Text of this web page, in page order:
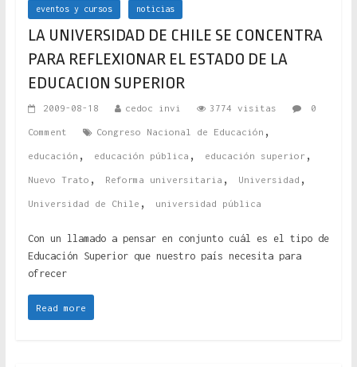
eventos y cursos noticias
LA UNIVERSIDAD DE CHILE SE CONCENTRA
PARA REFLEXIONAR EL ESTADO DE LA
EDUCACION SUPERIOR
2009-08-18 cedoc invi 3774 visitas 0
Comment Congreso Nacional de Educación ,
educación , educación pública , educación superior,
Nuevo Trato , Reforma universitaria , Universidad ,
Universidad de Chile , universidad pública
Con un llamado a pensar en conjunto cuál es el tipo de
Educación Superior que nuestro país necesita para
ofrecer
Read more